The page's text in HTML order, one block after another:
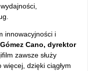
innowacyjności i
Cano, dyrektor
zawsze służy
dzięki ciągłym